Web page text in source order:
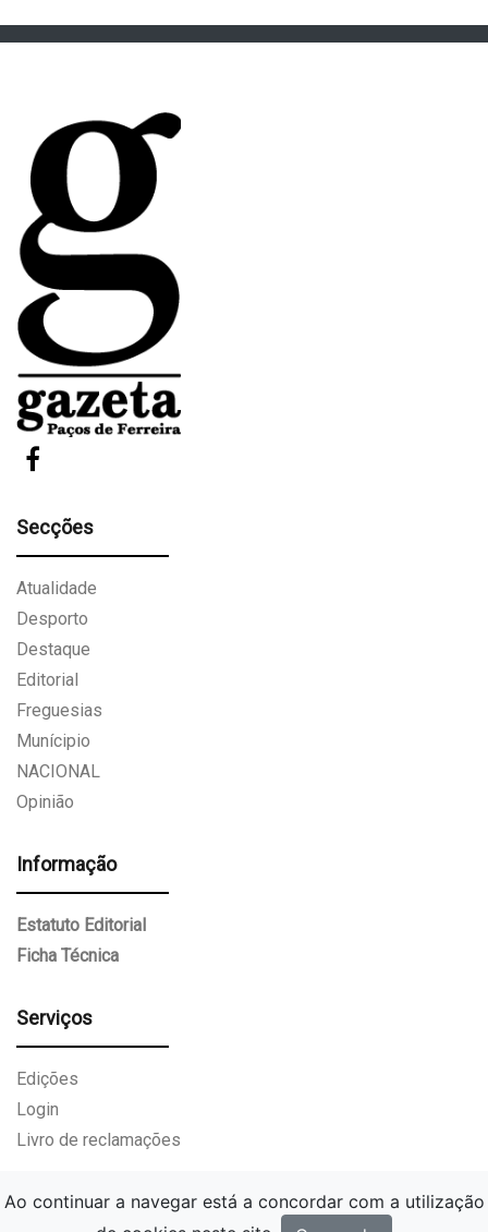
Secções
Atualidade
Desporto
Destaque
Editorial
Freguesias
Munícipio
NACIONAL
Opinião
Informação
Estatuto Editorial
Ficha Técnica
Serviços
Edições
Login
Livro de reclamações
Ao continuar a navegar está a concordar com a utilização